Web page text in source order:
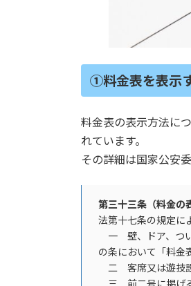
①料金表を表示
料金表の表示方法に
れています。
その詳細は国家公安
第三十三条（料金の
法第十七条の規定に
一 壁、ドア、つい
の条において「料金
二 客席又は遊技設
三 前二号に掲げる